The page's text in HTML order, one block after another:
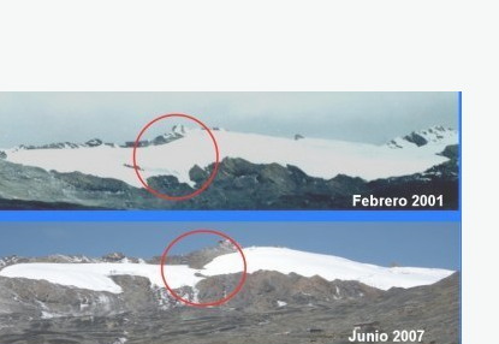
pastoruri